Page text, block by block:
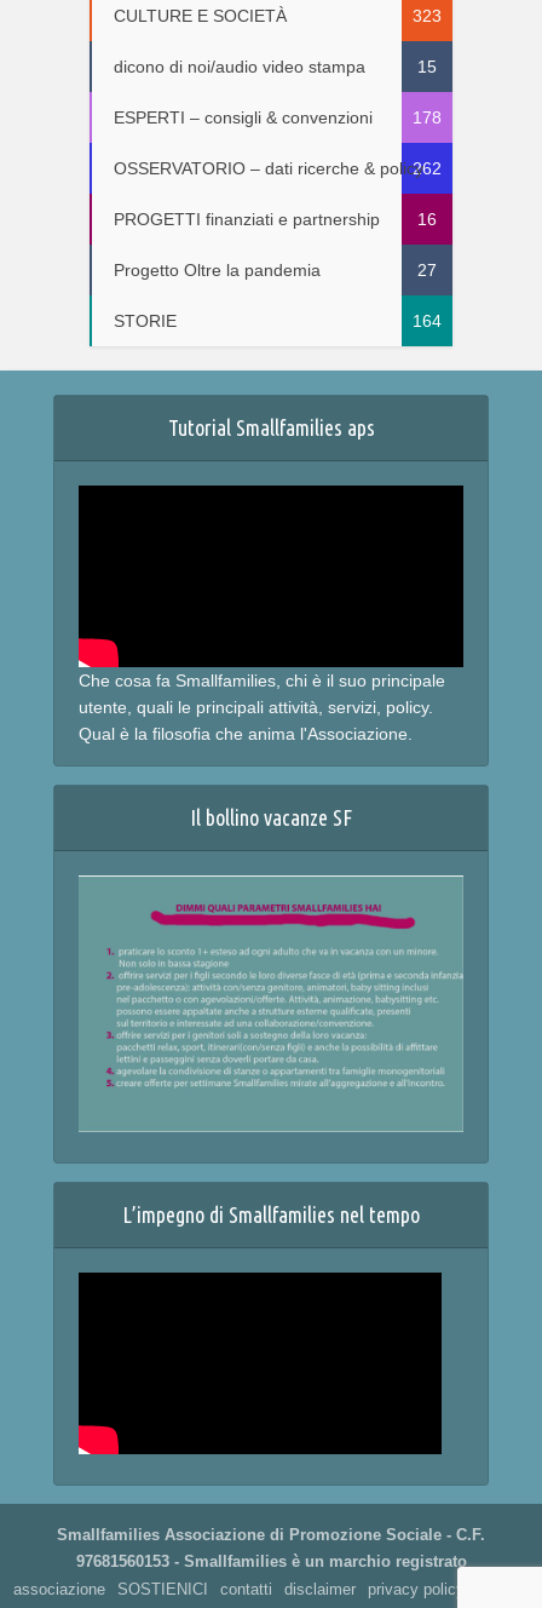
CULTURE E SOCIETÀ 323
dicono di noi/audio video stampa 15
ESPERTI – consigli & convenzioni 178
OSSERVATORIO – dati ricerche & policy262
PROGETTI finanziati e partnership 16
Progetto Oltre la pandemia 27
STORIE 164
Tutorial Smallfamilies aps
Che cosa fa Smallfamilies, chi è il suo principale
utente, quali le principali attività, servizi, policy.
Qual è la filosofia che anima l'Associazione.
Il bollino vacanze SF
L’impegno di Smallfamilies nel tempo
Smallfamilies Associazione di Promozione Sociale - C.F.
97681560153 - Smallfamilies è un marchio registrato
associazione
SOSTIENICI contatti disclaimer privacy policy